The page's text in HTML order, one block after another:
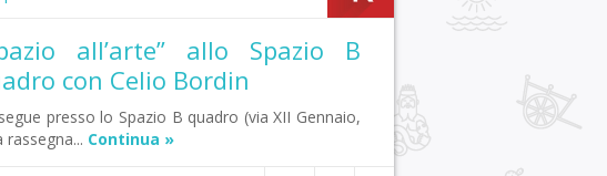
all’arte” allo Spazio B
con Celio Bordin
presso lo Spazio B quadro (via XII Gennaio,
rassegna... Continua »